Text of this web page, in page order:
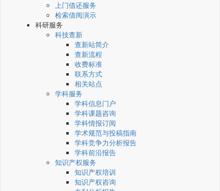
上门借还服务
检索借阅演示
科研服务
科技查新
查新站简介
查新流程
收费标准
联系方式
相关站点
学科服务
学科信息门户
学科课题咨询
学科情报订阅
学术规范与投稿指南
学科竞争力分析报告
学科前沿报告
知识产权服务
知识产权培训
知识产权咨询